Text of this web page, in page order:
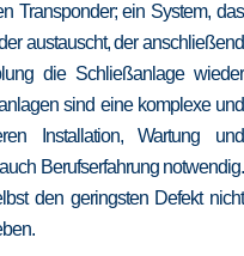
Transponder; ein System, das
austauscht, der anschließend
die Schließanlage wieder
sind eine komplexe und
Installation, Wartung und
Berufserfahrung notwendig.
den geringsten Defekt nicht